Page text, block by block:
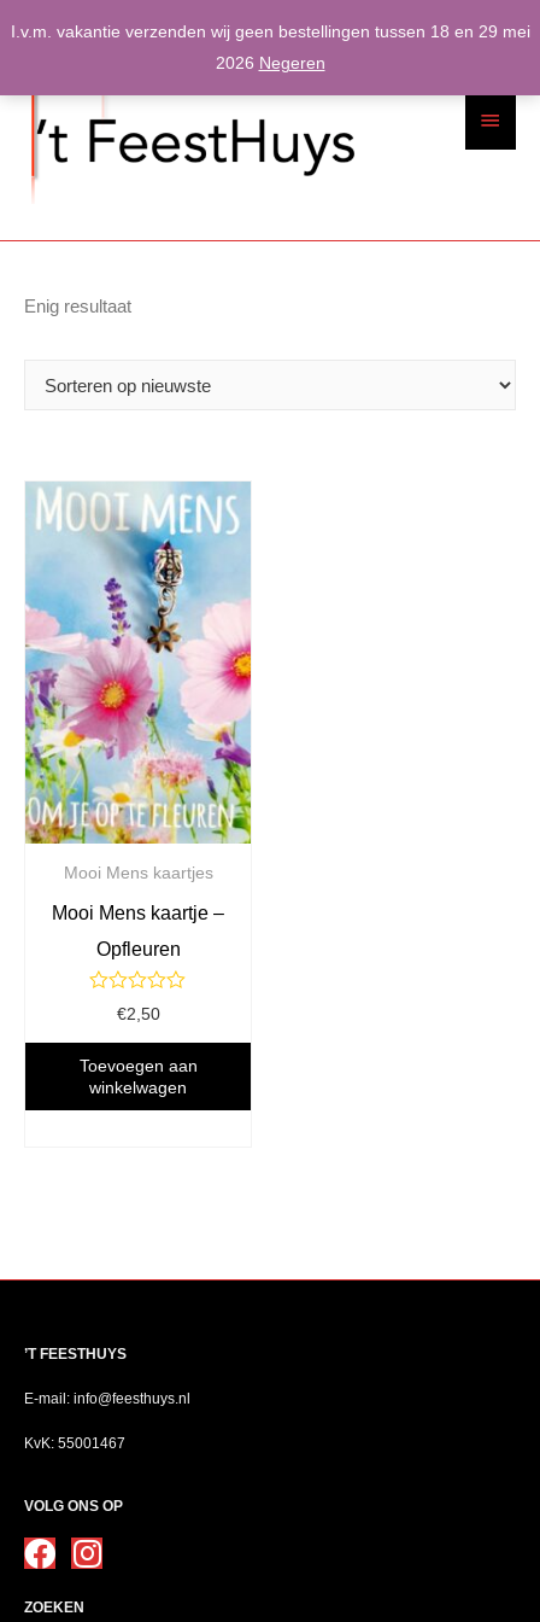
I.v.m. vakantie verzenden wij geen bestellingen tussen 18 en 29 mei
2026 Negeren
Enig resultaat
Mooi Mens kaartjes
Mooi Mens kaartje –
Opfleuren
Gewaardeerd
uit
5
€2,50
Toevoegen aan
winkelwagen
’T FEESTHUYS
E-mail: info@feesthuys.nl
KvK: 55001467
VOLG ONS OP
ZOEKEN